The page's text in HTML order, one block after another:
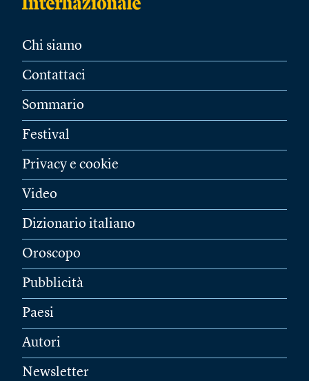
Chi siamo
Contattaci
Sommario
Festival
Privacy e cookie
Video
Dizionario italiano
Oroscopo
Pubblicità
Paesi
Autori
Newsletter